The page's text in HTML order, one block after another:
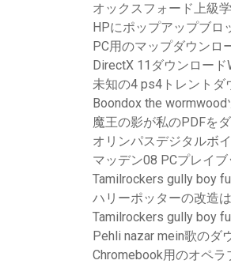
オックスフォード上級
HPにポップアップブロ
PC用のマップダウンロ
DirectX 11ダウンロー
未知の4 ps4トレントダ
Boondox the
魔王の影が私のPDFを
オリンパスデジタルボ
マッデン08 PCプレイ
Tamilrockers gully boy
ハリーポッターの改造
Tamilrockers gully boy
Pehli nazar mein歌のダ
Chromebook用のオペ